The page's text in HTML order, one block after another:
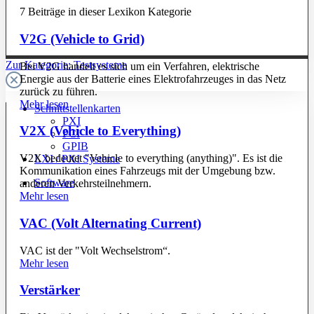
Zur Kategorie: Testsysteme
Schnittstellenkarten
PXI
PCI
GPIB
LXI / PXI Systeme
Software
7 Beiträge in dieser Lexikon Kategorie
V2G (Vehicle to Grid)
Bei V2G handelt es sich um ein Verfahren, elektrische
Energie aus der Batterie eines Elektrofahrzeuges in das Netz
zurück zu führen.
Mehr lesen
V2X (Vehicle to Everything)
V2X bedeutet "Vehicle to everything (anything)". Es ist die
Kommunikation eines Fahrzeugs mit der Umgebung bzw.
anderen Verkehrsteilnehmern.
Mehr lesen
VAC (Volt Alternating Current)
VAC ist der "Volt Wechselstrom“.
Mehr lesen
Verstärker